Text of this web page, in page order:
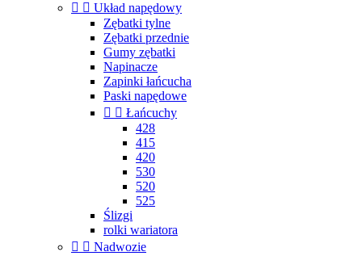
  Układ napędowy
Zębatki tylne
Zębatki przednie
Gumy zębatki
Napinacze
Zapinki łańcucha
Paski napędowe
  Łańcuchy
428
415
420
530
520
525
Ślizgi
rolki wariatora
  Nadwozie